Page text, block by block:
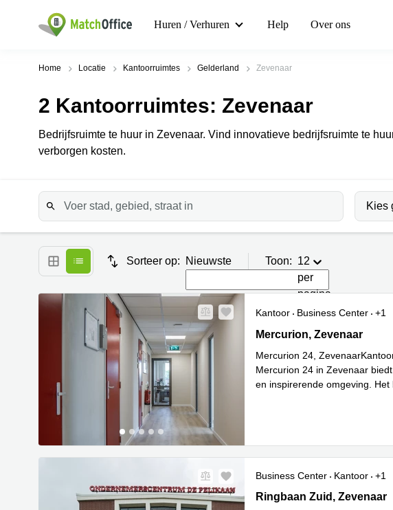
Huren / Verhuren Help Over ons
Home Locatie Kantoorruimtes Gelderland Zevenaar
2 Kantoorruimtes: Zevenaar
Bedrijfsruimte te huur in Zevenaar. Vind innovatieve bedrijfsruimte te
verborgen kosten.
Kies
Sorteer op: Nieuwste Toon: 12
per
pagina
Kantoor Business Center +1
Mercurion 24, Zevenaar
Mercurion, Zevenaar
Mercurion 24,
Mercurion 24 in Zevenaar
en inspirerende omgeving.
Business Center Kantoor
+1
Ringbaan Zuid 8, Zevenaar
Ringbaan Zuid, Zevenaar